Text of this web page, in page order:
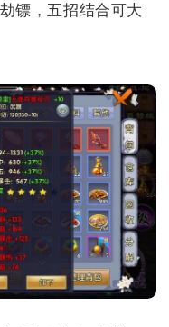
镖，五招结合可大